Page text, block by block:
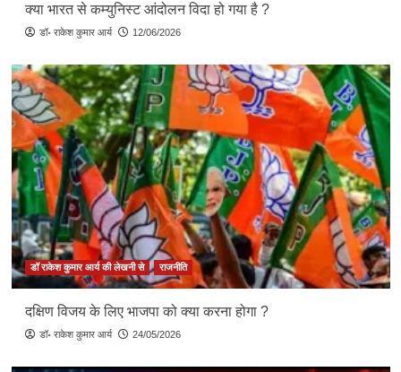
क्या भारत से कम्युनिस्ट आंदोलन विदा हो गया है ?
डॉ॰ राकेश कुमार आर्य 12/06/2026
डॉ राकेश कुमार आर्य की लेखनी से राजनीति
दक्षिण विजय के लिए भाजपा को क्या करना होगा ?
डॉ॰ राकेश कुमार आर्य 24/05/2026